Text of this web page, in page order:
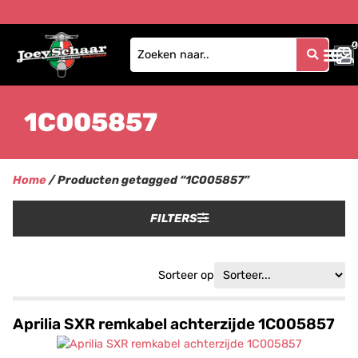
0
0
1C005857
Home/ Producten getagged “1C005857”
FILTERS
Sorteer op
Aprilia SXR remkabel achterzijde 1C005857